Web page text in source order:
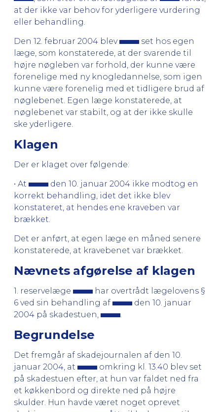
at der ikke var behov for yderligere vurdering
eller behandling.
Den 12. februar 2004 blev
set hos egen
læge, som konstaterede, at der svarende til
højre nøgleben var forhold, der kunne være
forenelige med ny knogledannelse, som igen
kunne være forenelig med et tidligere brud af
nøglebenet. Egen læge konstaterede, at
nøglebenet var stabilt, og at der ikke skulle
ske yderligere.
Klagen
Der er klaget over følgende:
• At
den 10. januar 2004 ikke modtog en
korrekt behandling, idet det ikke blev
konstateret, at hendes ene kraveben var
brækket.
Det er anført, at egen læge en måned senere
konstaterede, at kravebenet var brækket.
Nævnets afgørelse af klagen
1. reservelæge
har overtrådt lægelovens §
6 ved sin behandling af
den 10. januar
2004 på skadestuen,
Begrundelse
Det fremgår af skadejournalen af den 10.
januar 2004, at
omkring kl. 13.40 blev set
på skadestuen efter, at hun var faldet ned fra
et køkkenbord og direkte ned på højre
skulder. Hun havde været noget oprevet